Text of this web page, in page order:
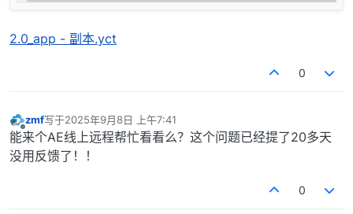
2.0_app - 副本.yct
0
离线
zmf写于2025年9月8日 上午7:41
最后由 编辑
能来个AE线上远程帮忙看看么？这个问题已经提了20多天
没用反馈了！！
0